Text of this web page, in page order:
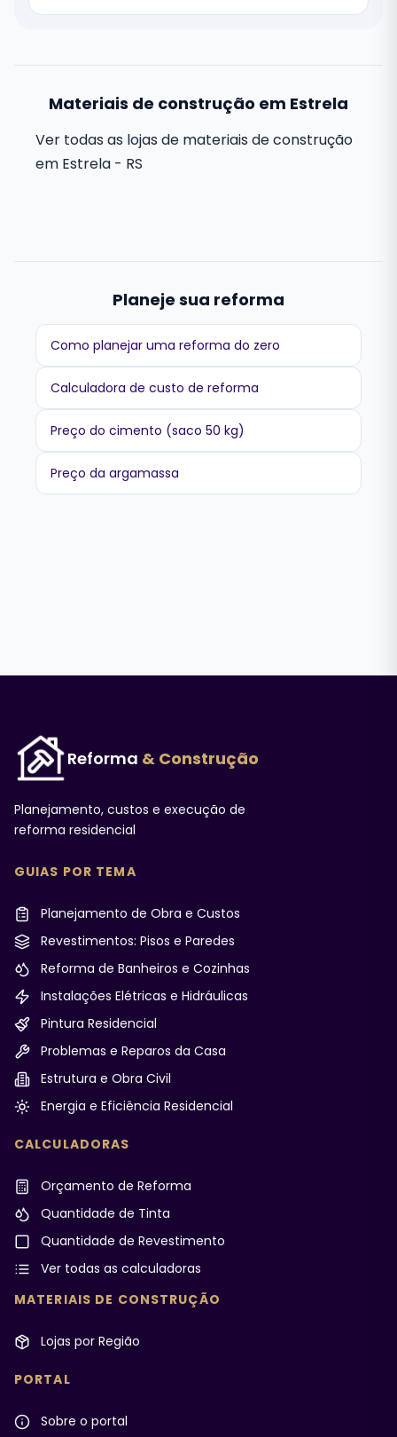
Materiais de construção em Estrela
Ver todas as lojas de materiais de construção
em Estrela - RS
Planeje sua reforma
Como planejar uma reforma do zero
Calculadora de custo de reforma
Preço do cimento (saco 50 kg)
Preço da argamassa
Reforma & Construção
Planejamento, custos e execução de
reforma residencial
GUIAS POR TEMA
Planejamento de Obra e Custos
Revestimentos: Pisos e Paredes
Reforma de Banheiros e Cozinhas
Instalações Elétricas e Hidráulicas
Pintura Residencial
Problemas e Reparos da Casa
Estrutura e Obra Civil
Energia e Eficiência Residencial
CALCULADORAS
Orçamento de Reforma
Quantidade de Tinta
Quantidade de Revestimento
Ver todas as calculadoras
MATERIAIS DE CONSTRUÇÃO
Lojas por Região
PORTAL
Sobre o portal